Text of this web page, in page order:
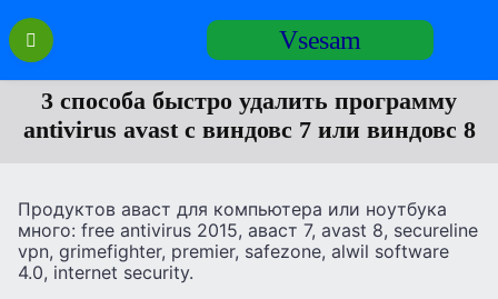
Перейти
содержанию
Vsesam
3 способа быстро удалить программу
antivirus avast с виндовс 7 или виндовс 8
Продуктов аваст для компьютера или ноутбука
много: free antivirus 2015, аваст 7, avast 8, secureline
vpn, grimefighter, premier, safezone, alwil software
4.0, internet security.